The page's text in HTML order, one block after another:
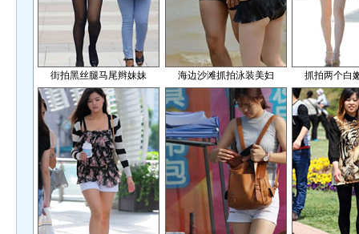
街拍黑丝腿马尾辫妹妹 海边沙滩抓拍泳装美妇 抓拍两个白